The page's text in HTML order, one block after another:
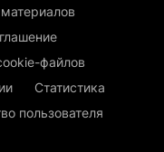
файлов
Статистика
пользователя